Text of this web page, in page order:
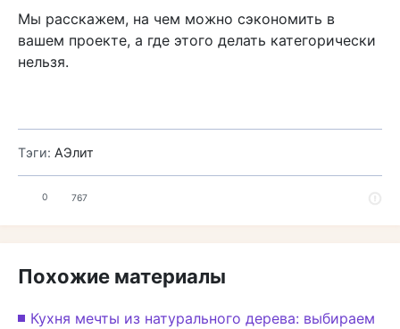
Мы расскажем, на чем можно сэкономить в
вашем проекте, а где этого делать категорически
нельзя.
Тэги: АЭлит
0 767
Похожие материалы
Кухня мечты из натурального дерева: выбираем